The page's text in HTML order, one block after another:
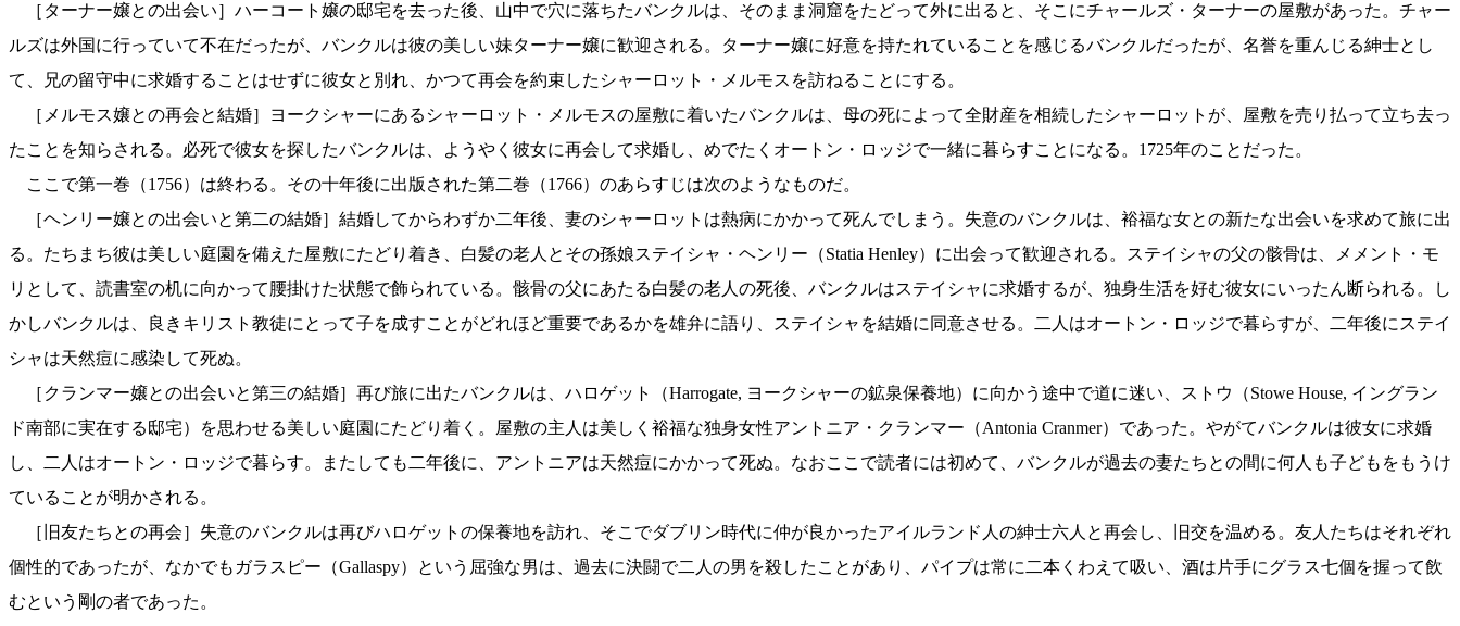
［ターナー嬢との出会い］ハーコート嬢の邸宅を去った後、山中で穴に落ちたバンクルは、そのまま洞窟をたどって外に出ると、そこにチャールズ・ターナーの屋敷があった。チャー
ルズは外国に行っていて不在だったが、バンクルは彼の美しい妹ターナー嬢に歓迎される。ターナー嬢に好意を持たれていることを感じるバンクルだったが、名誉を重んじる紳士とし
て、兄の留守中に求婚することはせずに彼女と別れ、かつて再会を約束したシャーロット・メルモスを訪ねることにする。
［メルモス嬢との再会と結婚］ヨークシャーにあるシャーロット・メルモスの屋敷に着いたバンクルは、母の死によって全財産を相続したシャーロットが、屋敷を売り払って立ち去っ
たことを知らされる。必死で彼女を探したバンクルは、ようやく彼女に再会して求婚し、めでたくオートン・ロッジで一緒に暮らすことになる。1725年のことだった。
ここで第一巻（1756）は終わる。その十年後に出版された第二巻（1766）のあらすじは次のようなものだ。
［ヘンリー嬢との出会いと第二の結婚］結婚してからわずか二年後、妻のシャーロットは熱病にかかって死んでしまう。失意のバンクルは、裕福な女との新たな出会いを求めて旅に出
る。たちまち彼は美しい庭園を備えた屋敷にたどり着き、白髪の老人とその孫娘ステイシャ・ヘンリー（Statia Henley）に出会って歓迎される。ステイシャの父の骸骨は、メメント・モ
リとして、読書室の机に向かって腰掛けた状態で飾られている。骸骨の父にあたる白髪の老人の死後、バンクルはステイシャに求婚するが、独身生活を好む彼女にいったん断られる。し
かしバンクルは、良きキリスト教徒にとって子を成すことがどれほど重要であるかを雄弁に語り、ステイシャを結婚に同意させる。二人はオートン・ロッジで暮らすが、二年後にステイ
シャは天然痘に感染して死ぬ。
［クランマー嬢との出会いと第三の結婚］再び旅に出たバンクルは、ハロゲット（Harrogate, ヨークシャーの鉱泉保養地）に向かう途中で道に迷い、ストウ（Stowe House, イングラン
ド南部に実在する邸宅）を思わせる美しい庭園にたどり着く。屋敷の主人は美しく裕福な独身女性アントニア・クランマー（Antonia Cranmer）であった。やがてバンクルは彼女に求婚
し、二人はオートン・ロッジで暮らす。またしても二年後に、アントニアは天然痘にかかって死ぬ。なおここで読者には初めて、バンクルが過去の妻たちとの間に何人も子どもをもうけ
ていることが明かされる。
［旧友たちとの再会］失意のバンクルは再びハロゲットの保養地を訪れ、そこでダブリン時代に仲が良かったアイルランド人の紳士六人と再会し、旧交を温める。友人たちはそれぞれ
個性的であったが、なかでもガラスピー（Gallaspy）という屈強な男は、過去に決闘で二人の男を殺したことがあり、パイプは常に二本くわえて吸い、酒は片手にグラス七個を握って飲
むという剛の者であった。